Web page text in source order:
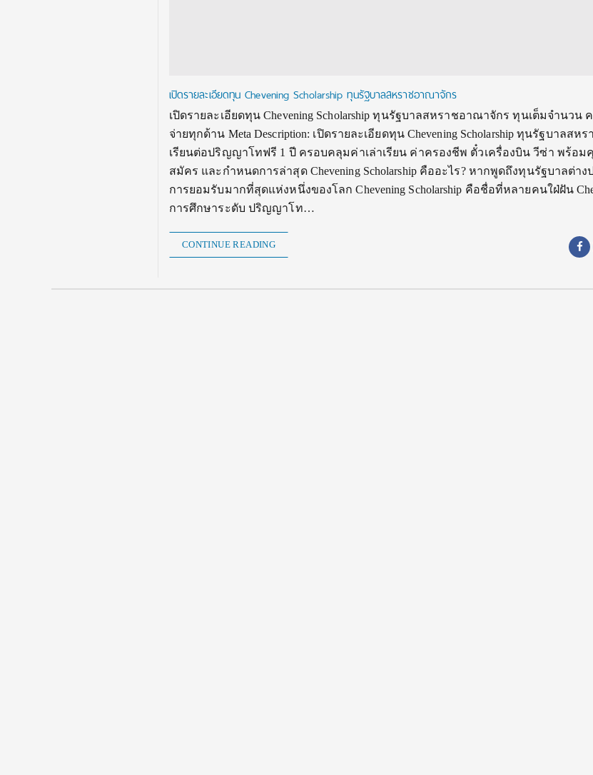
เปิดรายละเอียดทุน Chevening Scholarship ทุนรัฐบาลสหราชอาณาจักร
เปิดรายละเอียดทุน Chevening Scholarship ทุนรัฐบาลสหราชอาณาจักร ทุนเต็มจำนวน
จ่ายทุกด้าน Meta Description: เปิดรายละเอียดทุน Chevening Scholarship ทุนรัฐบาลสห
เรียนต่อปริญญาโทฟรี 1 ปี ครอบคลุมค่าเล่าเรียน ค่าครองชีพ ตั๋วเครื่องบิน วีซ่า พร้อ
สมัคร และกำหนดการล่าสุด Chevening Scholarship คืออะไร? หากพูดถึงทุนรัฐบาลต่าง
การยอมรับมากที่สุดแห่งหนึ่งของโลก Chevening Scholarship คือชื่อที่หลายคนใฝ่ฝัน
การศึกษาระดับ ปริญญาโท…
CONTINUE READING